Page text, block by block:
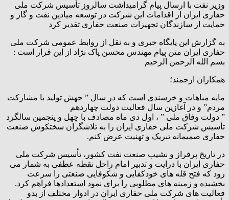
وزیر نفت با ارسال پیام گرامیداشت سالروز تأسیس شرکت ملی
حفاری ایران از اقدامات این شرکت در توسعه میادین نفت و گاز و
حمایت از سازندگان تجهیزات صنعت حفاری تقدیر کرد
به گزارش این پایگاه خبری و به نقل از روابط عمومی شرکت ملی
حفاری ایران متن پیام مهندس محسن پاک نژاد از این قرار است :
بسم الله الرحمن الرحیم
همکاران ارجمند؛
مایه مباهات و خرسندی است که در سال ” جهش تولید با مشارکت
مردم” و در آغازین سال فعالیت دولت چهاردهم
” دولت وفاق ملی ” ، اول دی ماه مصادف با چهل و پنجمین سالگرد
تأسیس شرکت ملی حفاری ایران را به تلاشگران سختکوش صنعت
حفاری صمیمانه تبریک و تهنیت عرض کنم.
در تاریخ پرفراز و نشیب صنعت نفت کشور، تأسیس شرکت ملی
حفاری ایران با درایت و تدبیر امام راحل نقطه عطفی به شمار می
رود که فتح قله های خودکفایی و شکوفایی صنعتی را سرعت
بخشیده و زمینه های مطلوبی را برای نمود استعدادها فراهم کرد.
فعالیت های شرکت ملی حفاری ایران در ادوار مختلف از بدو